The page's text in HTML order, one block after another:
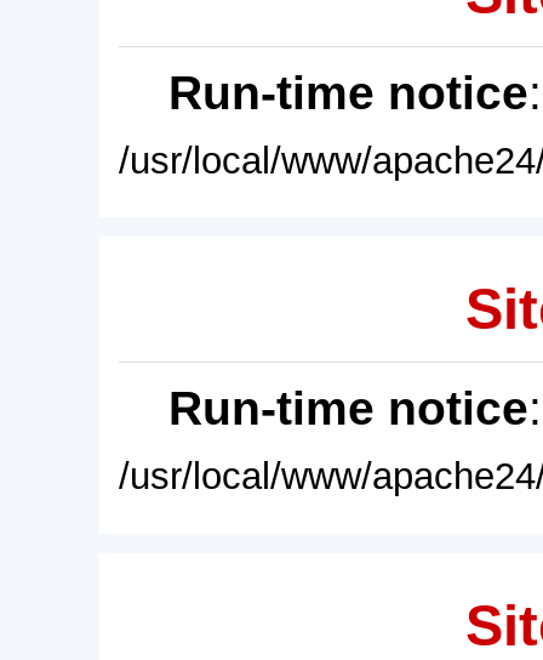
Run-time notice
/usr/local/www/
Run-time notice
/usr/local/www/